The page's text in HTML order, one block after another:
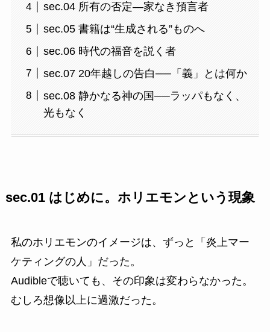
sec.04 所有の否定—家なき預言者
sec.05 書籍は“生成される”ものへ
sec.06 時代の福音を説く者
sec.07 20年越しの告白──「義」とは何か
sec.08 静かなる神の国──ラッパもなく、
光もなく
sec.01 はじめに。ホリエモンという現象
私のホリエモンのイメージは、ずっと「炎上マー
ケティングの人」だった。
Audibleで聴いても、その印象は変わらなかった。
むしろ想像以上に過激だった。